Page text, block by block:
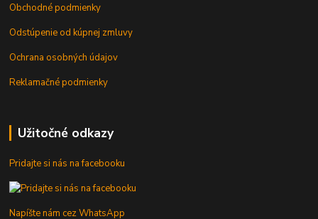
Obchodné podmienky
Odstúpenie od kúpnej zmluvy
Ochrana osobných údajov
Reklamačné podmienky
Užitočné odkazy
Pridajte si nás na facebooku
Napíšte nám cez WhatsApp